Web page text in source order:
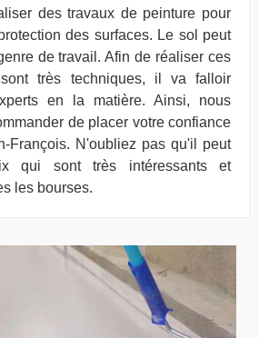
des travaux de peinture pour
des surfaces. Le sol peut
de travail. Afin de réaliser ces
très techniques, il va falloir
en la matière. Ainsi, nous
de placer votre confiance
François. N'oubliez pas qu'il peut
qui sont très intéressants et
les bourses.